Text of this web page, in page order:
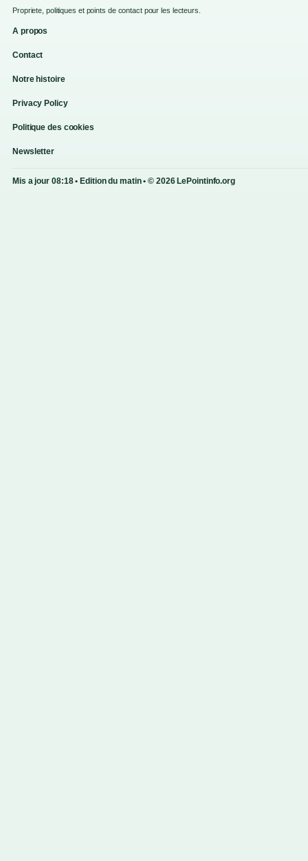
Propriete, politiques et points de contact pour les lecteurs.
A propos
Contact
Notre histoire
Privacy Policy
Politique des cookies
Newsletter
Mis a jour 08:18 • Edition du matin • © 2026 LePointinfo.org